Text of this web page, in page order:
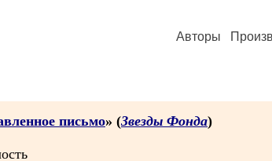
Авторы
письмо» (Звезды Фонда)